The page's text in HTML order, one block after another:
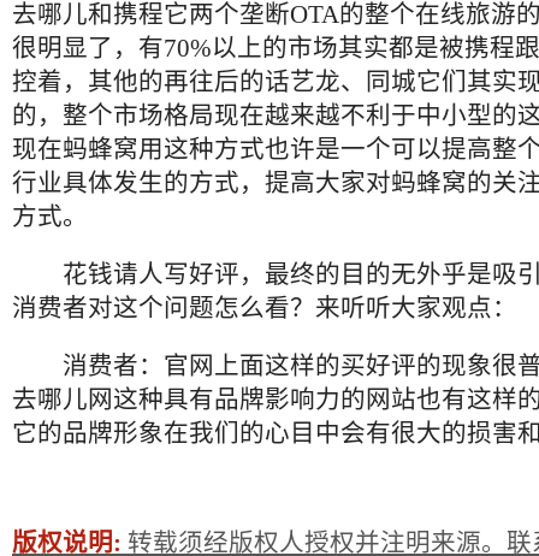
去哪儿和携程它两个垄断OTA的整个在线旅游
很明显了，有70%以上的市场其实都是被携程
控着，其他的再往后的话艺龙、同城它们其实
的，整个市场格局现在越来越不利于中小型的
现在蚂蜂窝用这种方式也许是一个可以提高整
行业具体发生的方式，提高大家对蚂蜂窝的关
方式。
花钱请人写好评，最终的目的无外乎是吸
消费者对这个问题怎么看？来听听大家观点：
消费者：官网上面这样的买好评的现象很
去哪儿网这种具有品牌影响力的网站也有这样
它的品牌形象在我们的心目中会有很大的损害
版权说明: 转载须经版权人授权并注明来源。联